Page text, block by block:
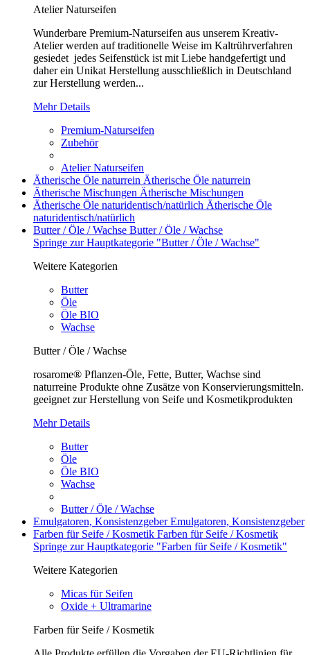
Atelier Naturseifen
Wunderbare Premium-Naturseifen aus unserem Kreativ-
Atelier werden auf traditionelle Weise im Kaltrührverfahren
gesiedet jedes Seifenstück ist mit Liebe handgefertigt und
daher ein Unikat Herstellung ausschließlich in Deutschland
zur Herstellung werden...
Mehr Details
Premium-Naturseifen
Zubehör
Atelier Naturseifen
Ätherische Öle naturrein Ätherische Öle naturrein
Ätherische Mischungen Ätherische Mischungen
Ätherische Öle naturidentisch/natürlich Ätherische Öle
naturidentisch/natürlich
Butter / Öle / Wachse Butter / Öle / Wachse
Springe zur Hauptkategorie "Butter / Öle / Wachse"
Weitere Kategorien
Butter
Öle
Öle BIO
Wachse
Butter / Öle / Wachse
rosarome® Pflanzen-Öle, Fette, Butter, Wachse sind
naturreine Produkte ohne Zusätze von Konservierungsmitteln.
geeignet zur Herstellung von Seife und Kosmetikprodukten
Mehr Details
Butter
Öle
Öle BIO
Wachse
Butter / Öle / Wachse
Emulgatoren, KonsistenzgeberEmulgatoren, Konsistenzgeber
Farben für Seife / Kosmetik Farben für Seife / Kosmetik
Springe zur Hauptkategorie "Farben für Seife / Kosmetik"
Weitere Kategorien
Micas für Seifen
Oxide + Ultramarine
Farben für Seife / Kosmetik